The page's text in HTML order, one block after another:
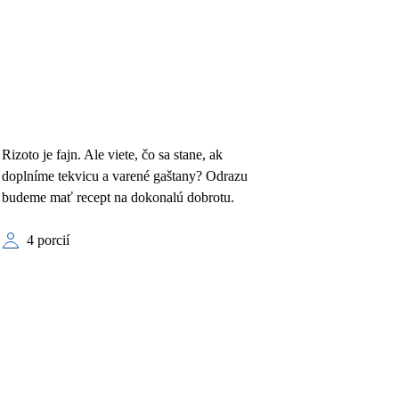
Rizoto je fajn. Ale viete, čo sa stane, ak
doplníme tekvicu a varené gaštany? Odrazu
budeme mať recept na dokonalú dobrotu.
4 porcií